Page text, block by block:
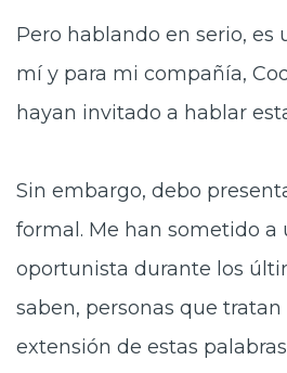
Pero hablando en serio, es
mí y para mi compañía,
hayan invitado a hablar
Sin embargo, debo
formal. Me han sometido a
oportunista durante los
saben, personas que
extensión de estas